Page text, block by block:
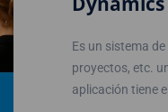
Es un sistema
proyectos, etc.
aplicación tiene